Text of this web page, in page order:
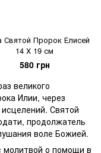
Святой Пророк Елисей
14 Х 19 см
580 грн
великого
Илии, через
Святой
продолжатель
воле Божией.
молитвой о помощи в